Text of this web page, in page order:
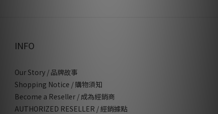
INFO
Our Story / 品牌故事
Shopping Notice / 購物須知
Become a Reseller / 成為經銷商
AUTHORIZED RESELLER / 經銷據點